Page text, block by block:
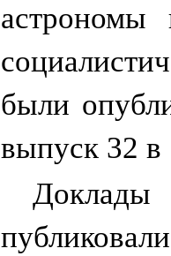
астрономы
были
выпуск 32 в